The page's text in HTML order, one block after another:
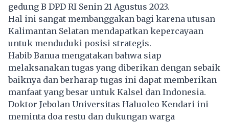
gedung B DPD RI Senin 21 Agustus 2023.
Hal ini sangat membanggakan bagi karena utusan
Kalimantan Selatan mendapatkan kepercayaan
untuk menduduki posisi strategis.
Habib Banua mengatakan bahwa siap
melaksanakan tugas yang diberikan dengan sebaik
baiknya dan berharap tugas ini dapat memberikan
manfaat yang besar untuk Kalsel dan Indonesia.
Doktor Jebolan Universitas Haluoleo Kendari ini
meminta doa restu dan dukungan warga